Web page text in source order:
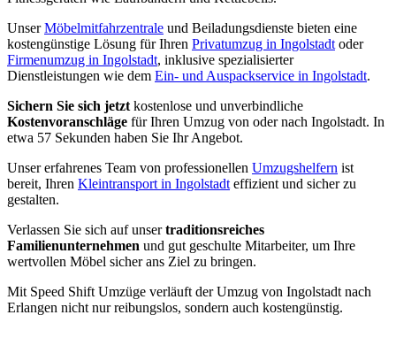
UnserMöbelmitfahrzentrale und Beiladungsdienste bieten eine
kostengünstige Lösung für Ihren Privatumzug in Ingolstadt oder
Firmenumzug in Ingolstadt, inklusive spezialisierter
Dienstleistungen wie dem Ein- und Auspackservice in Ingolstadt.
Sichern Sie sich jetzt kostenlose und unverbindliche
Kostenvoranschläge für Ihren Umzug von oder nach Ingolstadt. In
etwa 57 Sekunden haben Sie Ihr Angebot.
Unser erfahrenes Team von professionellen Umzugshelfern ist
bereit, Ihren Kleintransport in Ingolstadt effizient und sicher zu
gestalten.
Verlassen Sie sich auf unsertraditionsreiches
Familienunternehmen und gut geschulte Mitarbeiter, um Ihre
wertvollen Möbel sicher ans Ziel zu bringen.
Mit Speed Shift Umzüge verläuft der Umzug von Ingolstadt nach
Erlangen nicht nur reibungslos, sondern auch kostengünstig.